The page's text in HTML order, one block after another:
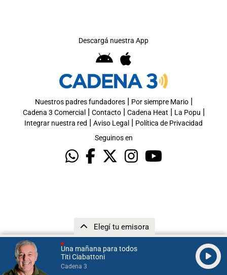
Una mañana para todos
Titi Ciabattoni
Cadena 3
Elegí tu emisora
Descargá nuestra App
Nuestros padres fundadores| Por siempre Mario|
Cadena 3 Comercial | Contacto| Cadena Heat | La Popu |
Integrar nuestra red | Aviso Legal | Política de Privacidad
Seguinos en